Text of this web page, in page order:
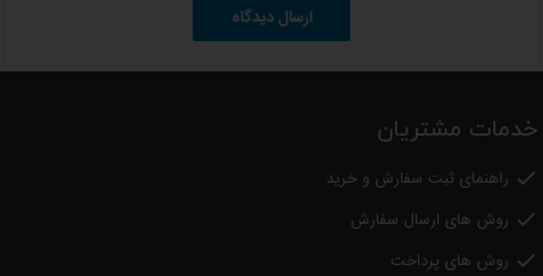
وزن:1.5 گرم
ارسال دیدگاه
خدمات مشتریان
 راهنمای ثبت سفارش و خرید
 روش های ارسال سفارش
 روش های پرداخت